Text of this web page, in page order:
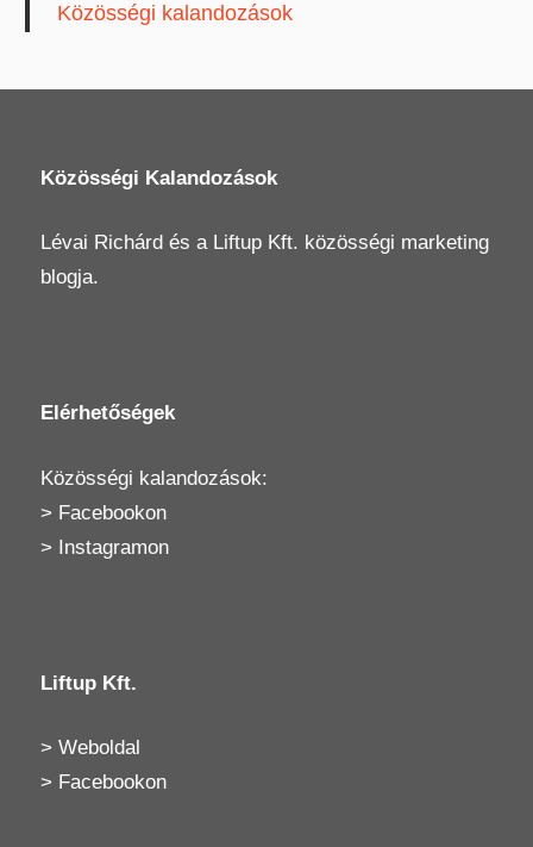
Közösségi kalandozások
Közösségi Kalandozások
Lévai Richárd és a Liftup Kft. közösségi marketing
blogja.
Elérhetőségek
Közösségi kalandozások:
> Facebookon
> Instagramon
Liftup Kft.
> Weboldal
> Facebookon